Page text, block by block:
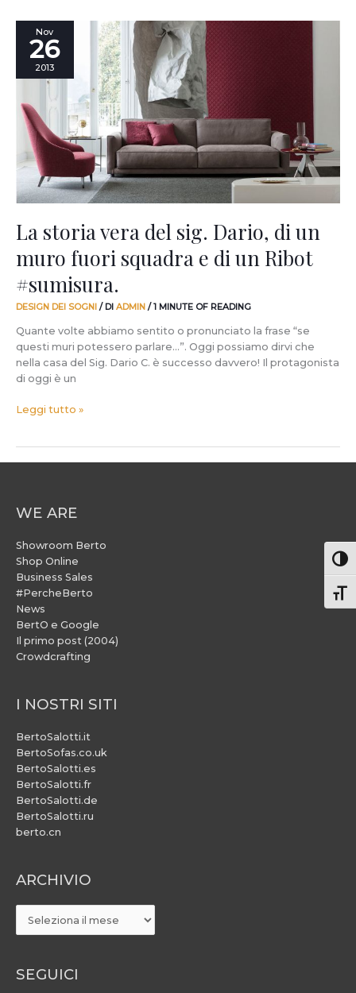
Nov
26
2013
La storia vera del sig. Dario, di un
muro fuori squadra e di un Ribot
#sumisura.
DESIGN DEI SOGNI / DI ADMIN /1 MINUTE OF READING
Quante volte abbiamo sentito o pronunciato la frase “se
questi muri potessero parlare…”. Oggi possiamo dirvi che
nella casa del Sig. Dario C. è successo davvero! Il protagonista
di oggi è un
storia
vera
Dario,
di
muro
fuori
squadra
e
un
#sumisura.
Leggi tutto »
WE ARE
Showroom Berto
Shop Online
Business Sales
#PercheBerto
News
BertO e Google
Il primo post (2004)
Crowdcrafting
I NOSTRI SITI
BertoSalotti.it
BertoSofas.co.uk
BertoSalotti.es
BertoSalotti.fr
BertoSalotti.de
BertoSalotti.ru
berto.cn
ARCHIVIO
ARCHIVIO
SEGUICI